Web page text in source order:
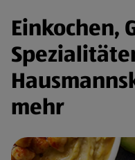
Einkochen,
mehr